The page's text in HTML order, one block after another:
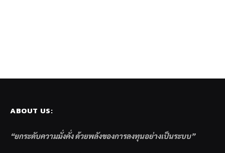
ABOUT US:
“ยกระดับความมั่งคั่ง ด้วยพลังของการลงทุนอย่างเป็นระบบ”